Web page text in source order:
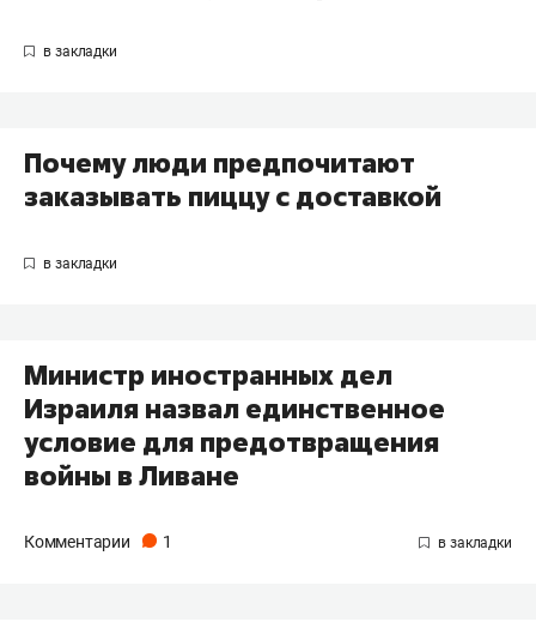
Почему люди предпочитают
заказывать пиццу с доставкой
Министр иностранных дел
Израиля назвал единственное
условие для предотвращения
войны в Ливане
Комментарии 1